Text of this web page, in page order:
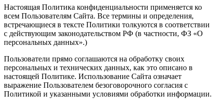
Настоящая Политика конфиденциальности применяется ко
всем Пользователям Сайта. Все термины и определения,
встречающиеся в тексте Политики толкуются в соответствии
с действующим законодательством РФ (в частности, ФЗ «О
персональных данных».)
Пользователи прямо соглашаются на обработку своих
персональных и технических данных, как это описано в
настоящей Политике. Использование Сайта означает
выражение Пользователем безоговорочного согласия с
Политикой и указанными условиями обработки информации.